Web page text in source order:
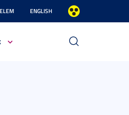
ENGLISH